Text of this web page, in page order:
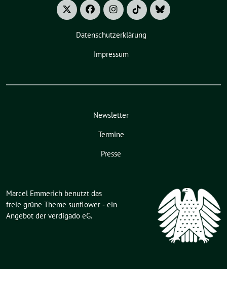
Datenschutzerklärung
Impressum
Newsletter
Termine
Presse
Marcel Emmerich benutzt das
freie grüne Theme sunflower ‐ ein
Angebot der verdigado eG.